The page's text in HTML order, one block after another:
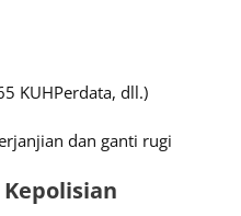
KUHPerdata, dll.)
dan ganti rugi